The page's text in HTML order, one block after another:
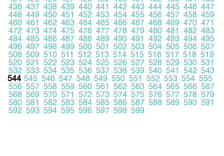
436 437 438 439 440 441 442 443 444 445 446 447
448 449 450 451 452 453 454 455 456 457 458 459
460 461 462 463 464 465 466 467 468 469 470 471
472 473 474 475 476 477 478 479 480 481 482 483
484 485 486 487 488 489 490 491 492 493 494 495
496 497 498 499 500 501 502 503 504 505 506 507
508 509 510 511 512 513 514 515 516 517 518 519
520 521 522 523 524 525 526 527 528 529 530 531
532 533 534 535 536 537 538 539 540 541 542 543
544 545 546 547 548 549 550 551 552 553 554 555
556 557 558 559 560 561 562 563 564 565 566 567
568 569 570 571 572 573 574 575 576 577 578 579
580 581 582 583 584 585 586 587 588 589 590 591
592 593 594 595 596 597 598 599